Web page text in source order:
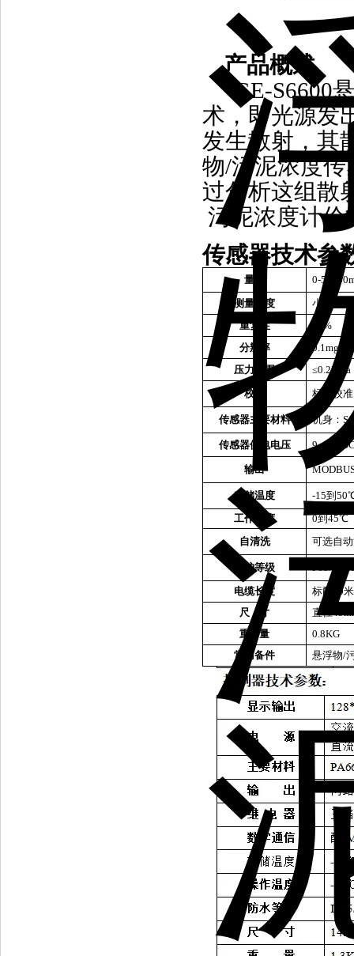
产品概述
GE-S6600
术，即光源发
发生散射，其
物/污泥浓度传
过分析这组散
污泥浓度计价
传感器技术参
量程
0-
测量精度
小于测
重复性
±3%
分辨率
0.1mg/L
压力范围
≤0.2MPa
校准
标液校
传感器主要材料 机身：
传感器供电电压 9~
输出
存储温度
-15到
工作温度
0到45℃
自清洗
可选自
防护等级
P68/
电缆长度
标配
10
尺 寸 直径
重
量
0.8KG
常用备件
悬浮物/